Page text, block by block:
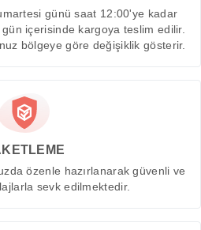
günü saat 12:00'ye kadar
içerisinde kargoya teslim edilir.
bölgeye göre değişiklik gösterir.
özenle hazırlanarak güvenli ve
sevk edilmektedir.